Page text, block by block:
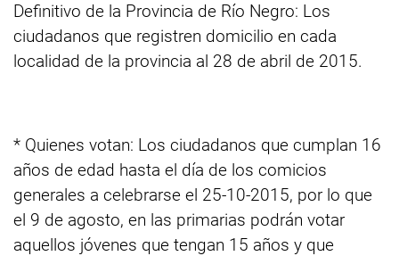
Definitivo de la Provincia de Río Negro: Los
ciudadanos que registren domicilio en cada
localidad de la provincia al 28 de abril de 2015.
* Quienes votan: Los ciudadanos que cumplan 16
años de edad hasta el día de los comicios
generales a celebrarse el 25-10-2015, por lo que
el 9 de agosto, en las primarias podrán votar
aquellos jóvenes que tengan 15 años y que